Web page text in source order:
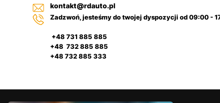
kontakt@rdauto.pl
Zadzwoń, jesteśmy do twojej dyspozycji od 09:00 -
+48 731 885 885
+48 732 885 885
+48 732 885 333